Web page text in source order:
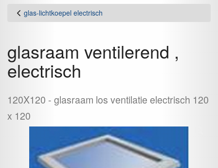
glas-lichtkoepel electrisch
glasraam ventilerend ,
electrisch
120X120
glasraam los ventilatie electrisch 120
x 120